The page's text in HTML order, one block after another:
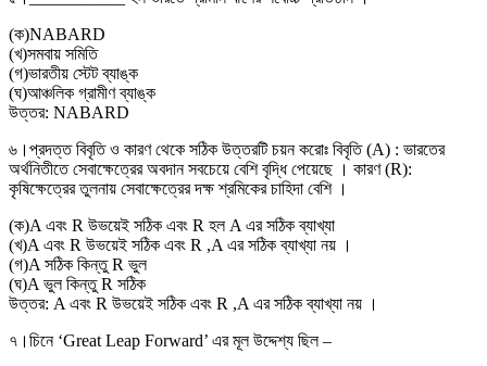
(ক)NABARD
(খ)সমবায় সমিতি
(গ)ভারতীয় স্টেট ব্যাঙ্ক
(ঘ)আঞ্চলিক গ্রামীণ ব্যাঙ্ক
উত্তর: NABARD
৬। প্রদত্ত বিবৃতি ও কারণ থেকে সঠিক উত্তরটি চয়ন করোঃ বিবৃতি (A) : ভারতের
অর্থনিতীতে সেবাক্ষেত্রের অবদান সবচেয়ে বেশি বৃদ্ধি পেয়েছে । কারণ (R):
কৃষিক্ষেত্রের তুলনায় সেবাক্ষেত্রের দক্ষ শ্রমিকের চাহিদা বেশি ।
(ক)A এবং R উভয়েই সঠিক এবং R হল A এর সঠিক ব্যাখ্যা
(খ)A এবং R উভয়েই সঠিক এবং R ,A এর সঠিক ব্যাখ্যা নয় ।
(গ)A সঠিক কিন্তু R ভুল
(ঘ)A ভুল কিন্তু R সঠিক
উত্তর: A এবং R উভয়েই সঠিক এবং R ,A এর সঠিক ব্যাখ্যা নয় ।
৭। চিনে ‘Great Leap Forward’ এর মূল উদ্দেশ্য ছিল –